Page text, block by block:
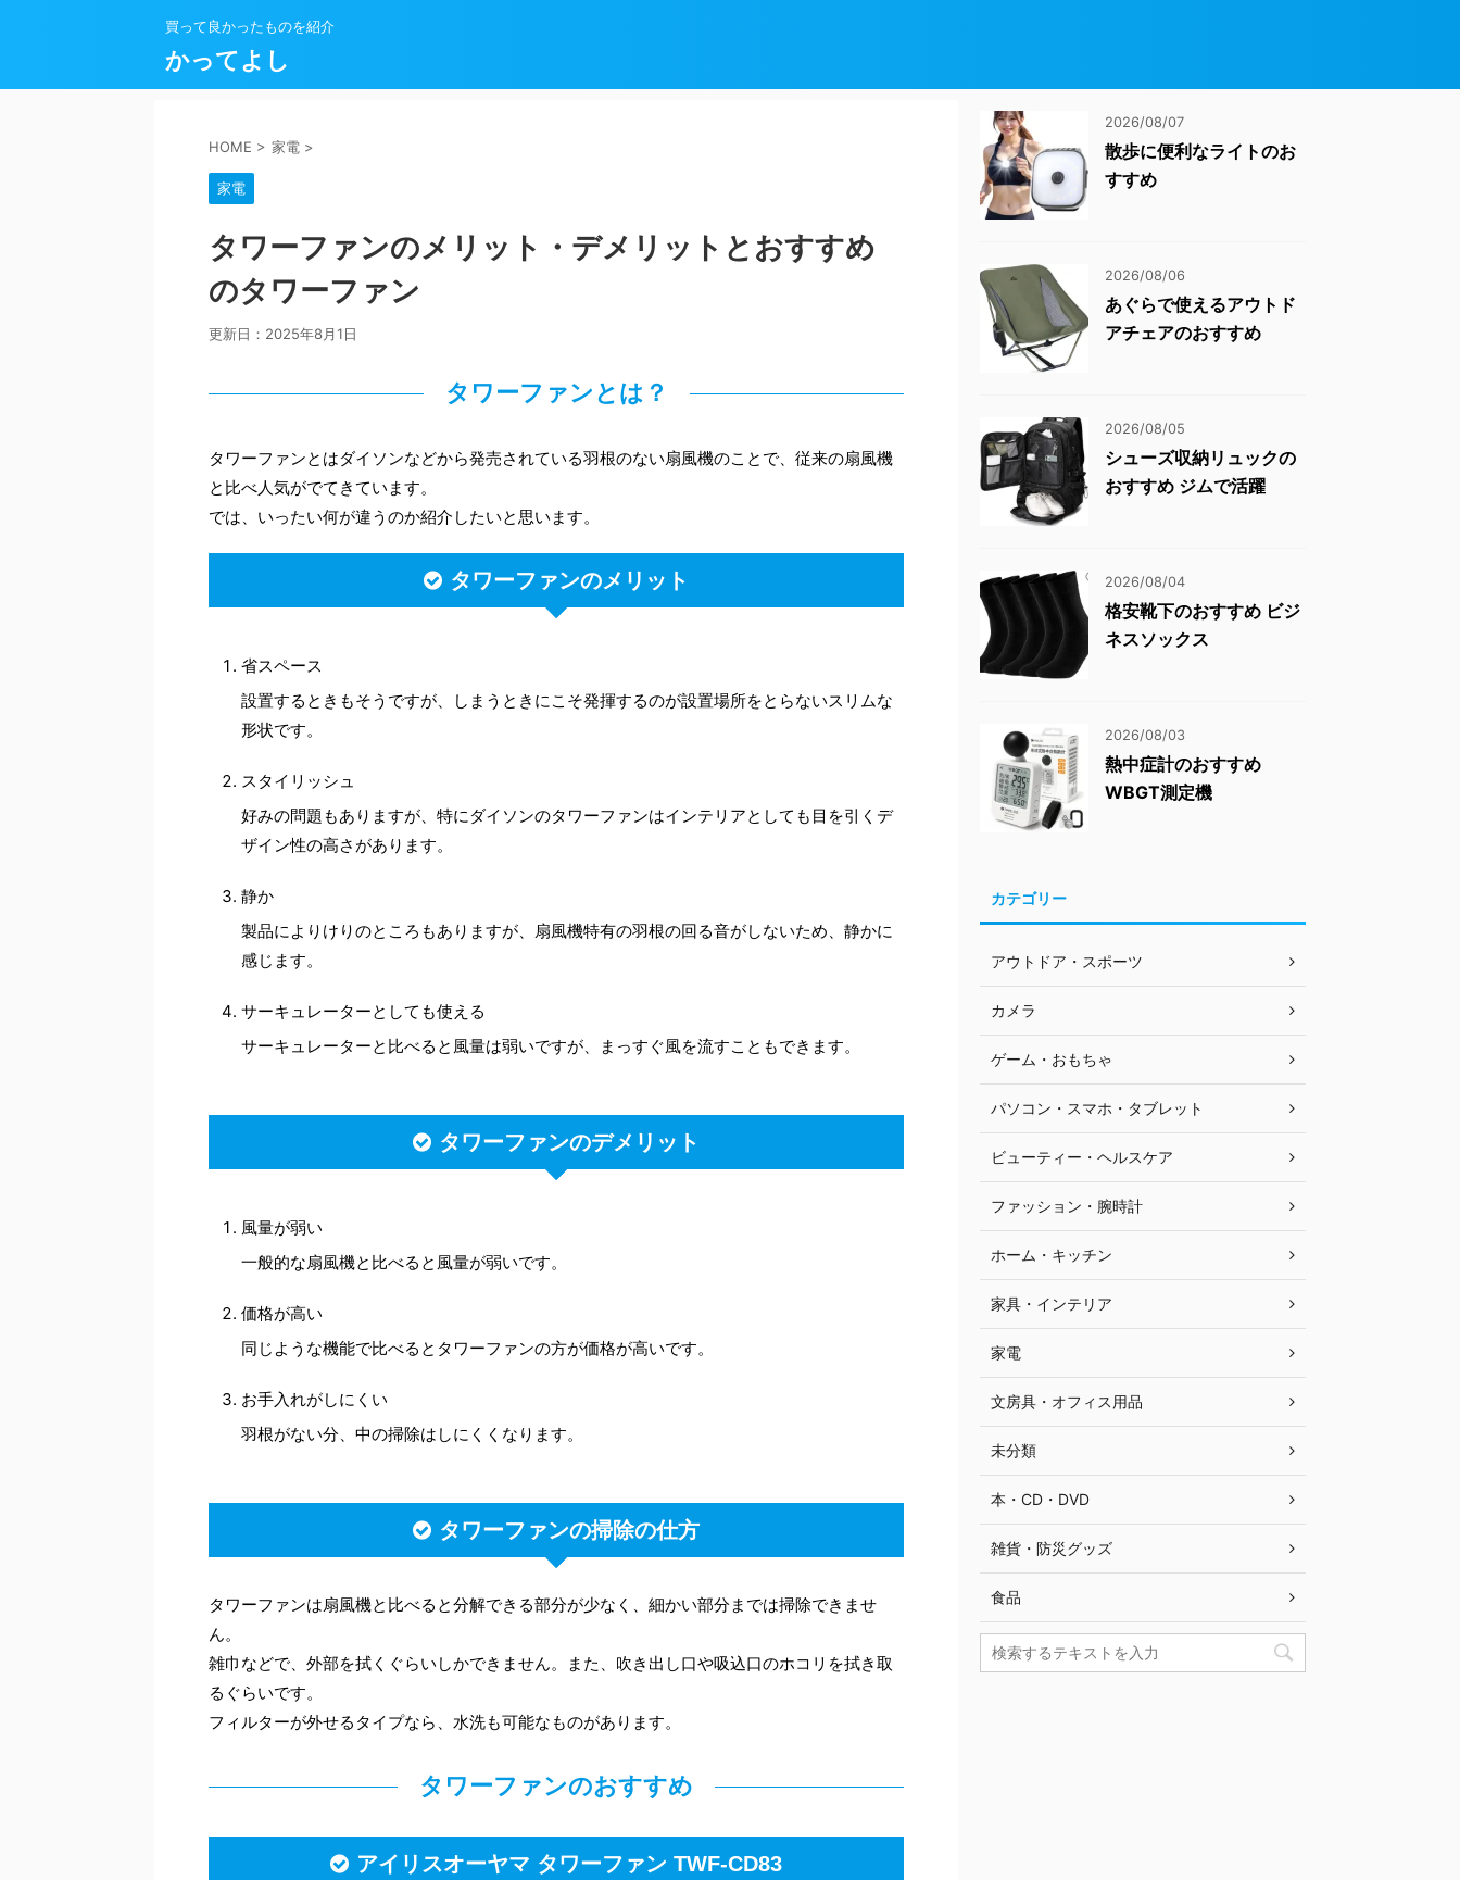
買って良かったものを紹介
かってよし
HOME > 家電 >
家電
タワーファンのメリット・デメリットとおすすめ
のタワーファン
更新日： 2025年8月1日
タワーファンとは？
タワーファンとはダイソンなどから発売されている羽根のない扇風機のことで、従来の扇風機
と比べ人気がでてきています。
では、いったい何が違うのか紹介したいと思います。
タワーファンのメリット
省スペース
設置するときもそうですが、しまうときにこそ発揮するのが設置場所をとらないスリムな
形状です。
スタイリッシュ
好みの問題もありますが、特にダイソンのタワーファンはインテリアとしても目を引くデ
ザイン性の高さがあります。
静か
製品によりけりのところもありますが、扇風機特有の羽根の回る音がしないため、静かに
感じます。
サーキュレーターとしても使える
サーキュレーターと比べると風量は弱いですが、まっすぐ風を流すこともできます。
タワーファンのデメリット
風量が弱い
一般的な扇風機と比べると風量が弱いです。
価格が高い
同じような機能で比べるとタワーファンの方が価格が高いです。
お手入れがしにくい
羽根がない分、中の掃除はしにくくなります。
タワーファンの掃除の仕方
タワーファンは扇風機と比べると分解できる部分が少なく、細かい部分までは掃除できませ
ん。
雑巾などで、外部を拭くぐらいしかできません。また、吹き出し口や吸込口のホコリを拭き取
るぐらいです。
フィルターが外せるタイプなら、水洗も可能なものがあります。
タワーファンのおすすめ
アイリスオーヤマ タワーファン TWF-CD83
2026/08/07
散歩に便利なライトのお
すすめ
2026/08/06
あぐらで使えるアウトド
アチェアのおすすめ
2026/08/05
シューズ収納リュックの
おすすめ ジムで活躍
2026/08/04
格安靴下のおすすめ ビジ
ネスソックス
2026/08/03
熱中症計のおすすめ
WBGT測定機
カテゴリー
アウトドア・スポーツ
カメラ
ゲーム・おもちゃ
パソコン・スマホ・タブレット
ビューティー・ヘルスケア
ファッション・腕時計
ホーム・キッチン
家具・インテリア
家電
文房具・オフィス用品
未分類
本・CD・DVD
雑貨・防災グッズ
食品